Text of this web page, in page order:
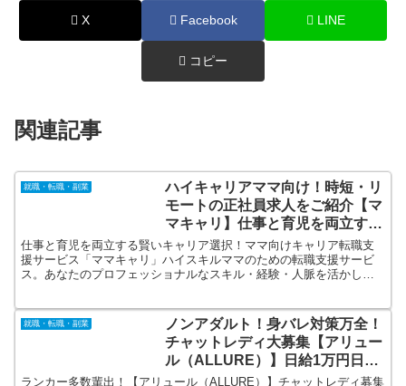
X Facebook LINE
コピー
関連記事
就職・転職・副業
ハイキャリアママ向け！時短・リ
モートの正社員求人をご紹介【マ
マキャリ】仕事と育児を両立する
賢いキャリア選択！
仕事と育児を両立する賢いキャリア選択！ママ向けキャリア転職支
援サービス「ママキャリ」ハイスキルママのための転職支援サービ
ス。あなたのプロフェッショナルなスキル・経験・人脈を活かし、
就職・転職・副業
ノンアダルト！身バレ対策万全！
チャットレディ大募集【アリュー
ル（ALLURE）】日給1万円日払
い保証！
ランカー多数輩出！【アリュール（ALLURE）】チャットレディ募集